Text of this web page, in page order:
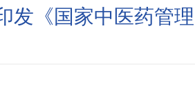
发《国家中医药管